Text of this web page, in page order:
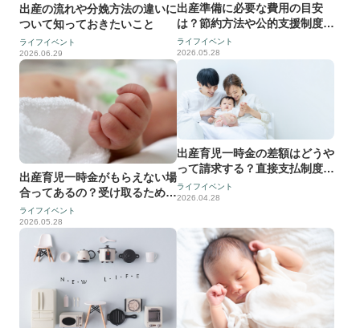
出産の流れや分娩方法の違いに
ついて知っておきたいこと
ライフイベント
2026.06.29
出産準備に必要な費用の目安
は？節約方法や公的支援制度に
ついて解説
ライフイベント
2026.05.28
出産育児一時金がもらえない場
合ってあるの？受け取るための
条件や金額について解説
ライフイベント
2026.05.28
出産育児一時金の差額はどうや
って請求する？直接支払制度の
仕組み・手続を解説
ライフイベント
2026.04.28